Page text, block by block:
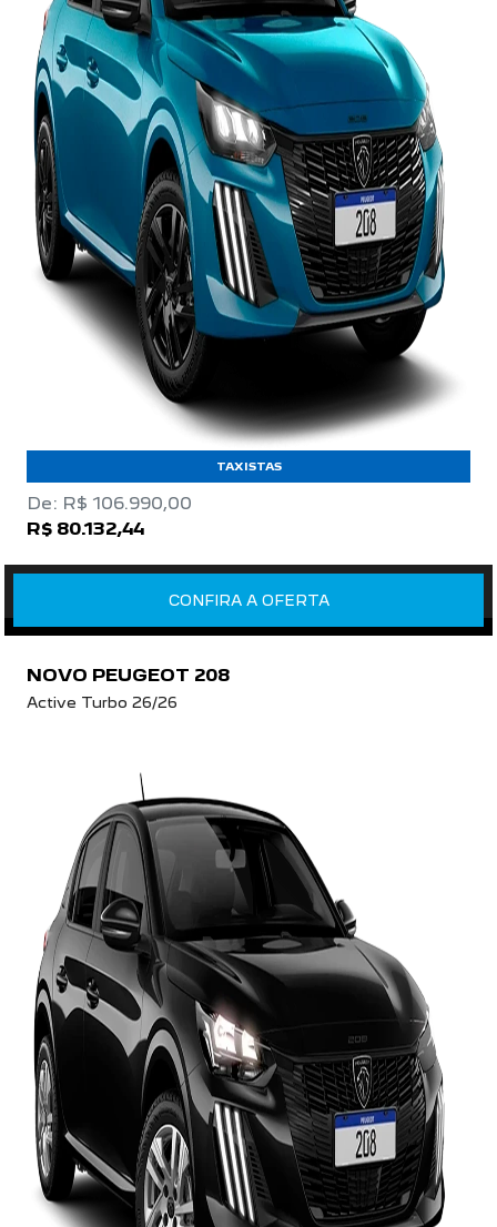
TAXISTAS
De: R$ 106.990,00
R$ 80.132,44
CONFIRA A OFERTA
NOVO PEUGEOT 208
Active Turbo 26/26